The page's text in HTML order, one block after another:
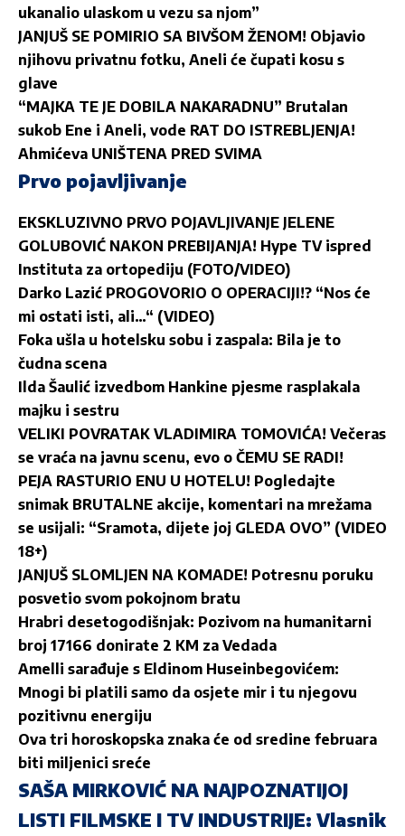
ukanalio ulaskom u vezu sa njom”
JANJUŠ SE POMIRIO SA BIVŠOM ŽENOM! Objavio
njihovu privatnu fotku, Aneli će čupati kosu s
glave
“MAJKA TE JE DOBILA NAKARADNU” Brutalan
sukob Ene i Aneli, vode RAT DO ISTREBLJENJA!
Ahmićeva UNIŠTENA PRED SVIMA
Prvo pojavljivanje
EKSKLUZIVNO PRVO POJAVLJIVANJE JELENE
GOLUBOVIĆ NAKON PREBIJANJA! Hype TV ispred
Instituta za ortopediju (FOTO/VIDEO)
Darko Lazić PROGOVORIO O OPERACIJI!? “Nos će
mi ostati isti, ali…“ (VIDEO)
Foka ušla u hotelsku sobu i zaspala: Bila je to
čudna scena
Ilda Šaulić izvedbom Hankine pjesme rasplakala
majku i sestru
VELIKI POVRATAK VLADIMIRA TOMOVIĆA! Večeras
se vraća na javnu scenu, evo o ČEMU SE RADI!
PEJA RASTURIO ENU U HOTELU! Pogledajte
snimak BRUTALNE akcije, komentari na mrežama
se usijali: “Sramota, dijete joj GLEDA OVO” (VIDEO
18+)
JANJUŠ SLOMLJEN NA KOMADE! Potresnu poruku
posvetio svom pokojnom bratu
Hrabri desetogodišnjak: Pozivom na humanitarni
broj 17166 donirate 2 KM za Vedada
Amelli sarađuje s Eldinom Huseinbegovićem:
Mnogi bi platili samo da osjete mir i tu njegovu
pozitivnu energiju
Ova tri horoskopska znaka će od sredine februara
biti miljenici sreće
SAŠA MIRKOVIĆ NA NAJPOZNATIJOJ
LISTI FILMSKE I TV INDUSTRIJE: Vlasnik